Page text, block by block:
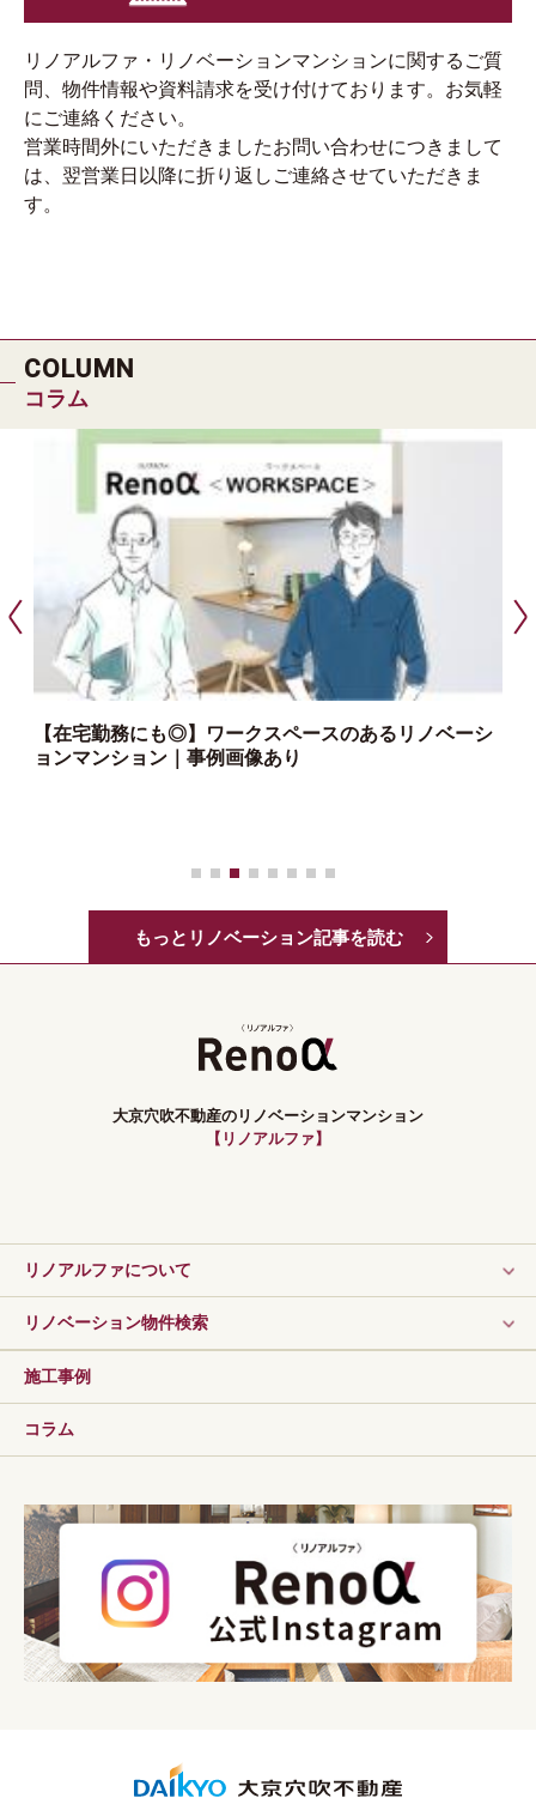
リノアルファ・リノベーションマンションに関するご質
問、物件情報や資料請求を受け付けております。お気軽
にご連絡ください。
営業時間外にいただきましたお問い合わせにつきまして
は、翌営業日以降に折り返しご連絡させていただきま
す。
COLUMN
コラム
【在宅勤務にも◎】ワークスペースのあるリノベーシ
ョンマンション｜事例画像あり
もっとリノベーション記事を読む
大京穴吹不動産のリノベーションマンション
【リノアルファ】
リノアルファについて
リノベーション物件検索
施工事例
コラム